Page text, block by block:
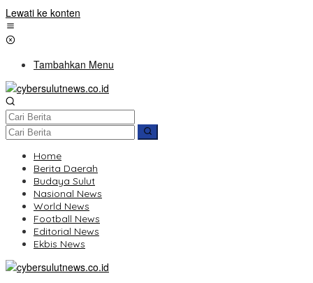
Lewati ke konten
Tambahkan Menu
Home
Berita Daerah
Budaya Sulut
Nasional News
World News
Football News
Editorial News
Ekbis News